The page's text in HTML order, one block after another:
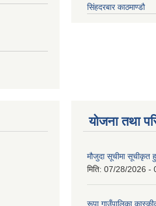
सिंहदरबार काठमाण्डौ
योजना तथा
मौजुदा सूचीमा सूचीकृत
मिति: 07/28/2026 -
रूपा गाउँपालिका